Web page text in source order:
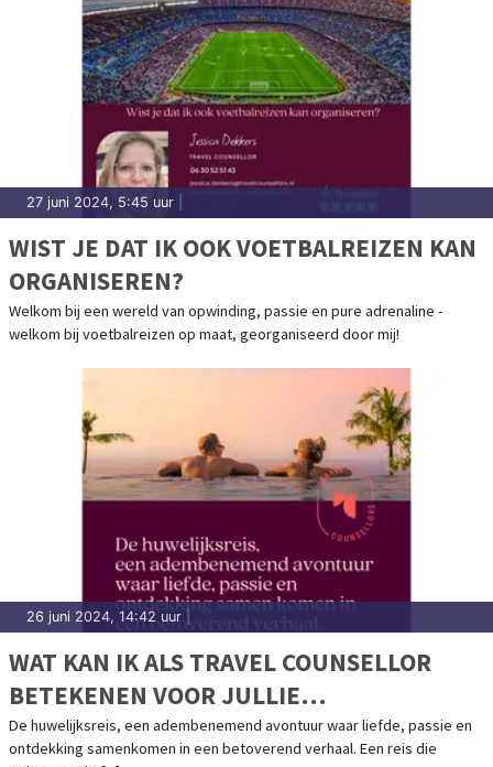
27 juni 2024, 5:45 uur
WIST JE DAT IK OOK VOETBALREIZEN KAN
ORGANISEREN?
Welkom bij een wereld van opwinding, passie en pure adrenaline -
welkom bij voetbalreizen op maat, georganiseerd door mij!
26 juni 2024, 14:42 uur
WAT KAN IK ALS TRAVEL COUNSELLOR
BETEKENEN VOOR JULLIE
HUWELIJKSREIS?
De huwelijksreis, een adembenemend avontuur waar liefde, passie en
ontdekking samenkomen in een betoverend verhaal. Een reis die